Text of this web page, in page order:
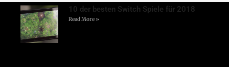
10 der besten Switch Spiele für 2018
Read More »